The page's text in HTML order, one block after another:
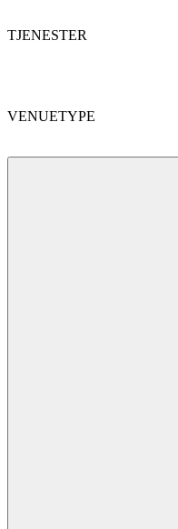
TJENESTER
VENUETYPE